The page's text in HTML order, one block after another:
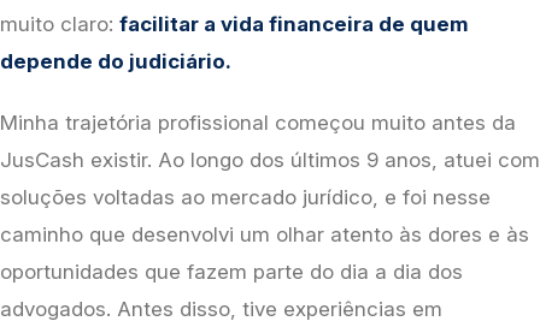
muito claro: facilitar a vida financeira de quem
depende do judiciário.
Minha trajetória profissional começou muito antes da
JusCash existir. Ao longo dos últimos 9 anos, atuei com
soluções voltadas ao mercado jurídico, e foi nesse
caminho que desenvolvi um olhar atento às dores e às
oportunidades que fazem parte do dia a dia dos
advogados. Antes disso, tive experiências em